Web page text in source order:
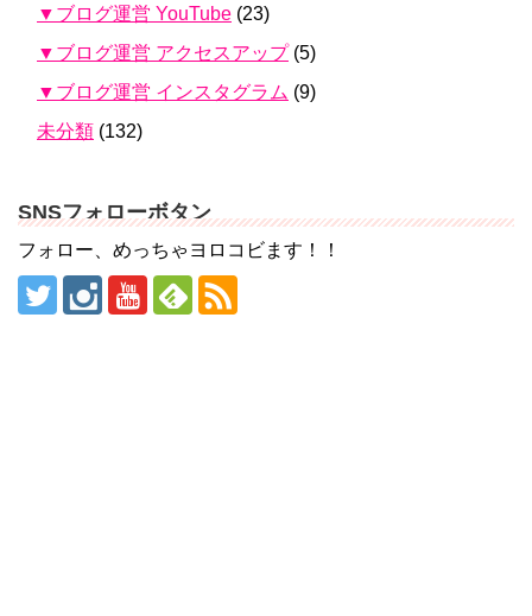
▼ブログ運営 YouTube (23)
▼ブログ運営 アクセスアップ(5)
▼ブログ運営 インスタグラム (9)
未分類 (132)
SNSフォローボタン
フォロー、めっちゃヨロコビます！！